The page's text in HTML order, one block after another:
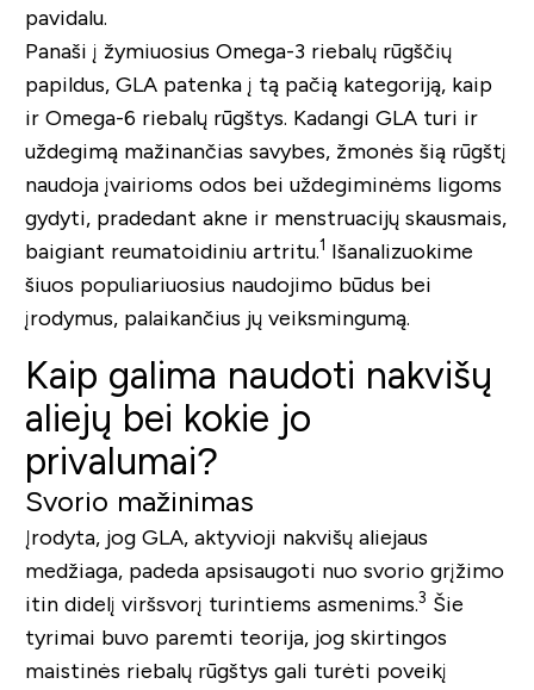
pavidalu.
Panaši į žymiuosius Omega-3 riebalų rūgščių
papildus, GLA patenka į tą pačią kategoriją, kaip
ir Omega-6 riebalų rūgštys. Kadangi GLA turi ir
uždegimą mažinančias savybes, žmonės šią rūgštį
naudoja įvairioms odos bei uždegiminėms ligoms
gydyti, pradedant akne ir menstruacijų skausmais,
baigiant reumatoidiniu artritu.1 Išanalizuokime
šiuos populiariuosius naudojimo būdus bei
įrodymus, palaikančius jų veiksmingumą.
Kaip galima naudoti nakvišų
aliejų bei kokie jo
privalumai?
Svorio mažinimas
Įrodyta, jog GLA, aktyvioji nakvišų aliejaus
medžiaga, padeda apsisaugoti nuo svorio grįžimo
itin didelį viršsvorį turintiems asmenims.3 Šie
tyrimai buvo paremti teorija, jog skirtingos
maistinės riebalų rūgštys gali turėti poveikį